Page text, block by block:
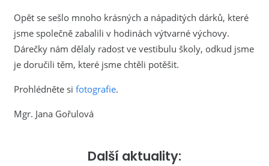
Opět se sešlo mnoho krásných a nápaditých dárků, které
jsme společně zabalili v hodinách výtvarné výchovy.
Dárečky nám dělaly radost ve vestibulu školy, odkud jsme
je doručili těm, které jsme chtěli potěšit.
Prohlédněte si fotografie.
Mgr. Jana Gořulová
Další aktuality: